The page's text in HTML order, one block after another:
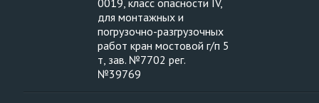
0019, класс опасности IV,
для монтажных и
погрузочно-разгрузочных
работ кран мостовой г/п 5
т, зав. №7702 рег.
№39769